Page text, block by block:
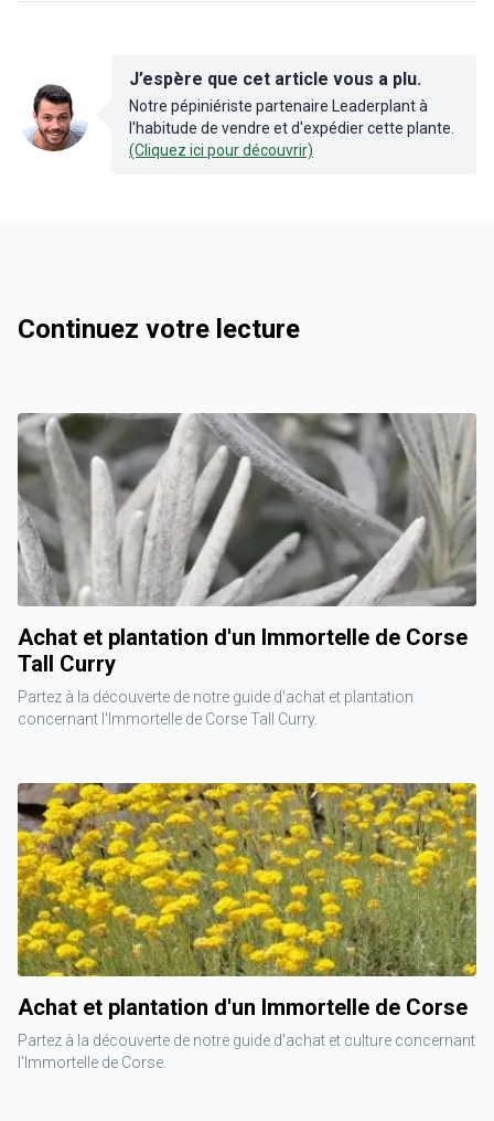
J’espère que cet article vous a plu.
Notre pépiniériste partenaire Leaderplant à
l'habitude de vendre et d'expédier cette plante.
(Cliquez ici pour découvrir)
Continuez votre lecture
Achat et plantation d'un Immortelle de Corse
Tall Curry
Partez à la découverte de notre guide d'achat et plantation
concernant l'Immortelle de Corse Tall Curry.
Achat et plantation d'un Immortelle de Corse
Partez à la découverte de notre guide d'achat et culture concernant
l'Immortelle de Corse.